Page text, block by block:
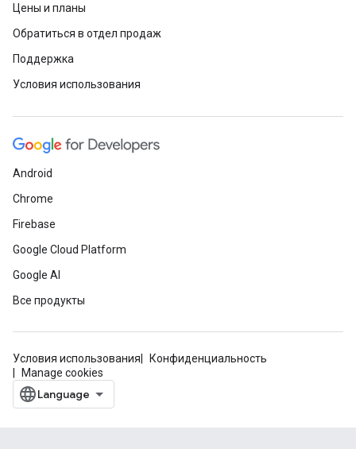
Цены и планы
Обратиться в отдел продаж
Поддержка
Условия использования
Android
Chrome
Firebase
Google Cloud Platform
Google AI
Все продукты
Условия использования
Конфиденциальность
Manage cookies